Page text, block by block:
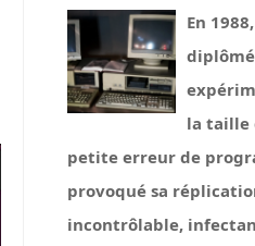
En
la taille
petite erreur de
provoqué sa
incontrôlable,